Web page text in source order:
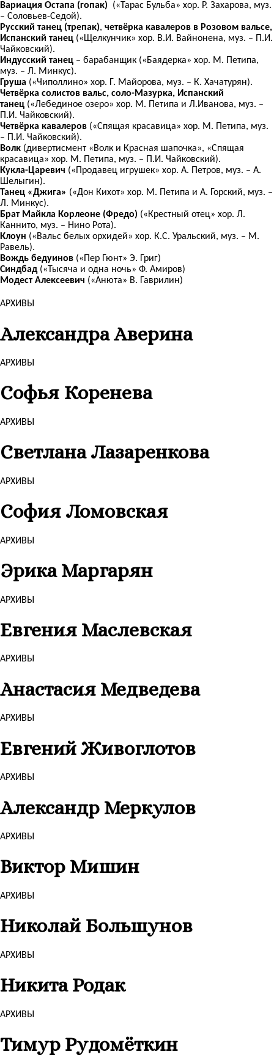
Вариация Остапа (гопак) («Тарас Бульба» хор. Р. Захарова, муз.
– Соловьев-Седой).
Русский танец (трепак), четвёрка кавалеров в Розовом вальсе,
Испанский танец («Щелкунчик» хор. В.И. Вайнонена, муз. – П.И.
Чайковский).
Индусский танец – барабанщик («Баядерка» хор. М. Петипа,
муз. – Л. Минкус).
Груша («Чиполлино» хор. Г. Майорова, муз. – К. Хачатурян).
Четвёрка солистов вальс, соло-Мазурка, Испанский
танец («Лебединое озеро» хор. М. Петипа и Л.Иванова, муз. –
П.И. Чайковский).
Четвёрка кавалеров («Спящая красавица» хор. М. Петипа, муз.
– П.И. Чайковский).
Волк (дивертисмент «Волк и Красная шапочка», «Спящая
красавица» хор. М. Петипа, муз. – П.И. Чайковский).
Кукла-Царевич («Продавец игрушек» хор. А. Петров, муз. – А.
Шелыгин).
Танец «Джига» («Дон Кихот» хор. М. Петипа и А. Горский, муз. –
Л. Минкус).
Брат Майкла Корлеоне (Фредо) («Крестный отец» хор. Л.
Каннито, муз. – Нино Рота).
Клоун («Вальс белых орхидей» хор. К.С. Уральский, муз. – М.
Равель).
Вождь бедуинов («Пер Гюнт» Э. Григ)
Синдбад(«Тысяча и одна ночь» Ф. Амиров)
Модест Алексеевич («Анюта» В. Гаврилин)
АРХИВЫ
Александра Аверина
АРХИВЫ
Софья Коренева
АРХИВЫ
Светлана Лазаренкова
АРХИВЫ
София Ломовская
АРХИВЫ
Эрика Маргарян
АРХИВЫ
Евгения Маслевская
АРХИВЫ
Анастасия Медведева
АРХИВЫ
Евгений Живоглотов
АРХИВЫ
Александр Меркулов
АРХИВЫ
Виктор Мишин
АРХИВЫ
Николай Большунов
АРХИВЫ
Никита Родак
АРХИВЫ
Тимур Рудомёткин